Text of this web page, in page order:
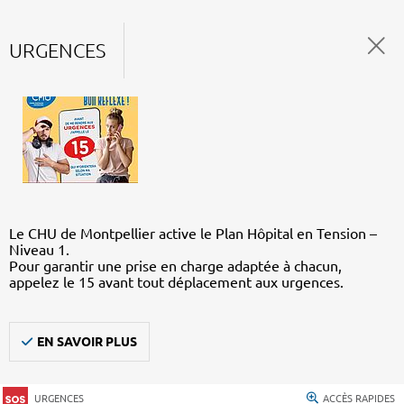
URGENCES
Le CHU de Montpellier active le Plan Hôpital en Tension –
Niveau 1.
Pour garantir une prise en charge adaptée à chacun,
appelez le 15 avant tout déplacement aux urgences.
EN SAVOIR PLUS
URGENCES ACCÈS RAPIDES